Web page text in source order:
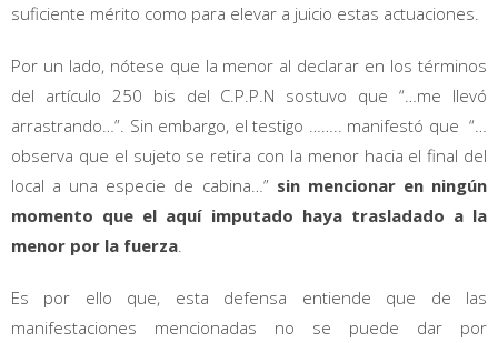
suficiente mérito como para elevar a juicio estas actuaciones.
Por un lado, nótese que la menor al declarar en los términos
del artículo 250 bis del C.P.P.N sostuvo que “…me llevó
arrastrando…”. Sin embargo, el testigo …….. manifestó que “…
observa que el sujeto se retira con la menor hacia el final del
local a una especie de cabina…” sin mencionar en ningún
momento que el aquí imputado haya trasladado a la
menor por la fuerza
Es por ello que, esta defensa entiende que de las
manifestaciones mencionadas no se puede dar por